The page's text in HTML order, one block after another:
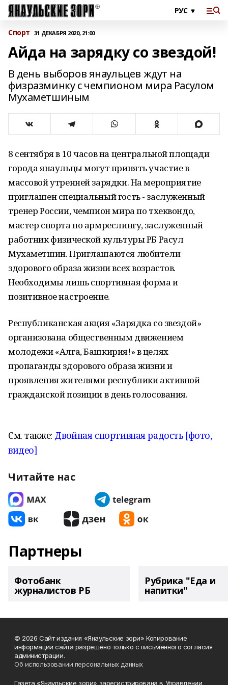
Спорт 31 ДЕКАБРЯ 2020, 21:00
Айда на зарядку со звездой!
В день выборов янаульцев ждут на
физразминку с чемпионом мира Расулом
Мухаметшиным
8 сентября в 10 часов на центральной площади
города янаульцы могут принять участие в
массовой утренней зарядки. На мероприятие
приглашен специальный гость - заслуженный
тренер России, чемпион мира по тхеквондо,
мастер спорта по армреслингу, заслуженный
работник физической культуры РБ Расул
Мухаметшин. Приглашаются любители
здорового образа жизни всех возрастов.
Необходимы лишь спортивная форма и
позитивное настроение.
Республиканская акция «Зарядка со звездой»
организована общественным движением
молодежи «Алга, Башкирия!» в целях
пропаганды здорового образа жизни и
проявления жителями республики активной
гражданской позиции в день голосования.
См. также: Двойная спортивная радость [фото,
видео]
Читайте нас
Партнеры
Фотобанк
журналистов РБ
Рубрика "Еда и
напитки"
© 2026 Сайт издания «Янаульские зори» Копирование
информации сайта разрешено только с письменного согласия
администрации.
Об использовании персональных данных
Газета «Янаульские зори» зарегистрирована в Управлении